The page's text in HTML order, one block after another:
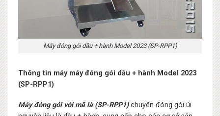
Máy đóng gói dầu + hành Model 2023 (SP-RPP1)
Thông tin máy máy đóng gói dầu + hành Model 2023
(SP-RPP1)
Máy đóng gói với mã là (SP-RPP1)chuyên đóng gói úi